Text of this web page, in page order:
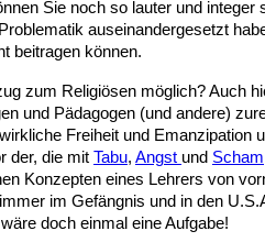
Sie noch so lauter und
auseinandergesetzt
beitragen können.
zum Religiösen möglich? Auch
und Pädagogen (und andere)
Freiheit und Emanzipation
der, die mit Tabu, Angst und Scham
Konzepten eines Lehrers von
im Gefängnis und in den
doch einmal eine Aufgabe!